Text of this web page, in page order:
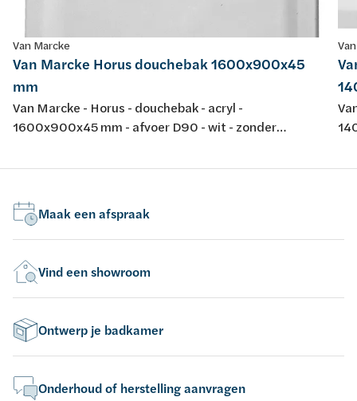
Van Marcke
Van Marcke Horus douchebak 1600x900x45
mm
Van Marcke - Horus - douchebak - acryl -
1600x900x45 mm - afvoer D90 - wit - zonder
EN 232 & EN 14516: 2010
Maak een afspraak
Vind een showroom
Ontwerp je badkamer
Onderhoud of herstelling aanvragen